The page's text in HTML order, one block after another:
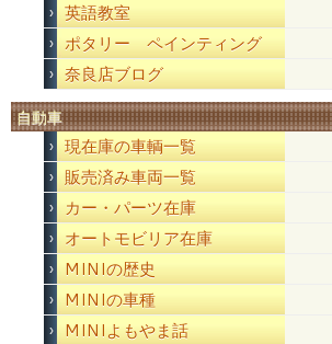
英語教室
ポタリー ペインティング
奈良店ブログ
自動車
現在庫の車輌一覧
販売済み車両一覧
カー・パーツ在庫
オートモビリア在庫
MINIの歴史
MINIの車種
MINIよもやま話